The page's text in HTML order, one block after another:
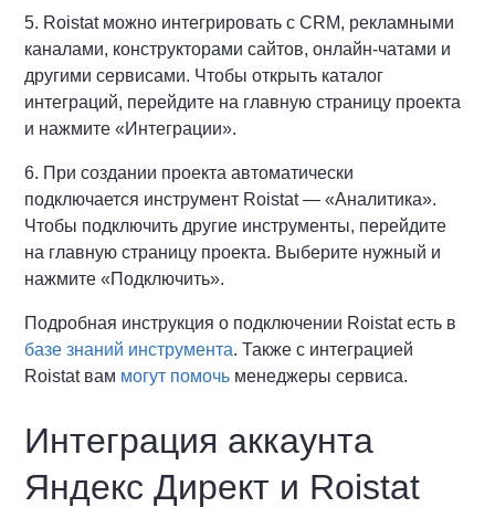
5. Roistat можно интегрировать с CRM, рекламными
каналами, конструкторами сайтов, онлайн-чатами и
другими сервисами. Чтобы открыть каталог
интеграций, перейдите на главную страницу проекта
и нажмите «Интеграции».
6. При создании проекта автоматически
подключается инструмент Roistat — «Аналитика».
Чтобы подключить другие инструменты, перейдите
на главную страницу проекта. Выберите нужный и
нажмите «Подключить».
Подробная инструкция о подключении Roistat есть в
базе знаний инструмента. Также с интеграцией
Roistat вам могут помочь менеджеры сервиса.
Интеграция аккаунта
Яндекс Директ и Roistat